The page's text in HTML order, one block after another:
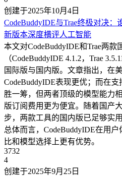
创建于2025年10月4日
CodeBuddyIDE与Trae终极对决
新版本深度横评人工智能
本文对CodeBuddyIDE和Trae两
（CodeBuddyIDE 4.1.2，Trae
国际版与国内版。文章指出，在
CodeBuddyIDE表现更优；而在
胜一筹，但两者顶级的模型能力
版订阅费用更为便宜。随着国产
步，两款工具的国内版已足够实
总体而言，CodeBuddyIDE在用
比和模型选择上更有优势。
3732
4
创建于2025年9月25日